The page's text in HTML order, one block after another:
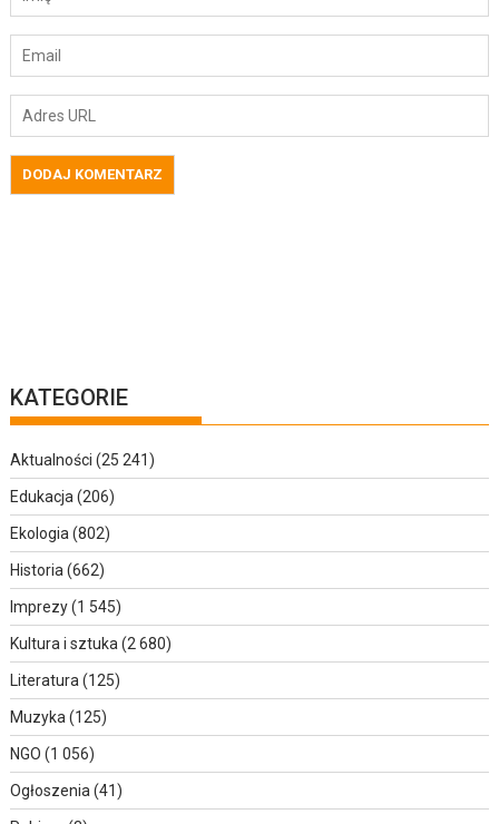
KATEGORIE
Aktualności (25 241)
Edukacja (206)
Ekologia (802)
Historia (662)
Imprezy(1 545)
Kultura i sztuka (2 680)
Literatura (125)
Muzyka (125)
NGO (1 056)
Ogłoszenia (41)